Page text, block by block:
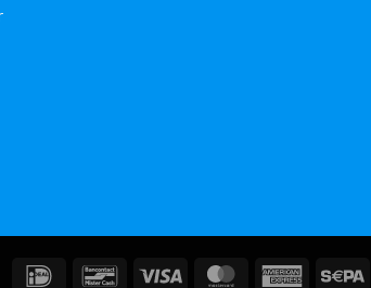
IDeal BancontactVisa MasterCardAmerican